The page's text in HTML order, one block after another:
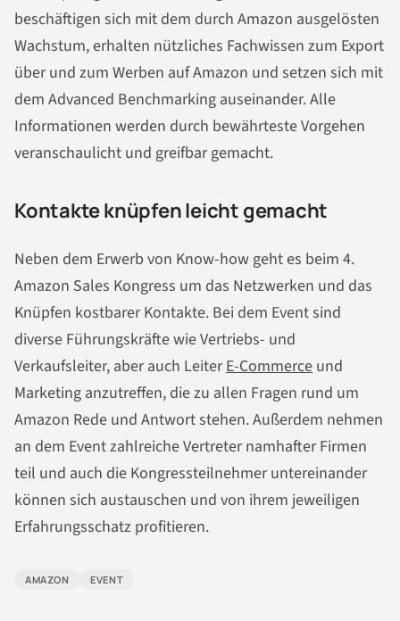
beschäftigen sich mit dem durch Amazon ausgelösten
Wachstum, erhalten nützliches Fachwissen zum Export
über und zum Werben auf Amazon und setzen sich mit
dem Advanced Benchmarking auseinander. Alle
Informationen werden durch bewährteste Vorgehen
veranschaulicht und greifbar gemacht.
Kontakte knüpfen leicht gemacht
Neben dem Erwerb von Know-how geht es beim 4.
Amazon Sales Kongress um das Netzwerken und das
Knüpfen kostbarer Kontakte. Bei dem Event sind
diverse Führungskräfte wie Vertriebs- und
Verkaufsleiter, aber auch LeiterE-Commerce und
Marketing anzutreffen, die zu allen Fragen rund um
Amazon Rede und Antwort stehen. Außerdem nehmen
an dem Event zahlreiche Vertreter namhafter Firmen
teil und auch die Kongressteilnehmer untereinander
können sich austauschen und von ihrem jeweiligen
Erfahrungsschatz profitieren.
AMAZON EVENT